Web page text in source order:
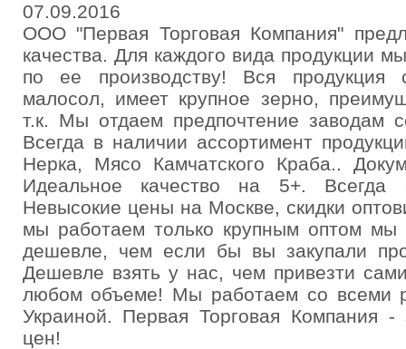
07.09.2016
ООО "Первая Торговая Компания"
качества. Для каждого вида продукции
по ее производству! Вся продукция
малосол, имеет крупное зерно,
т.к. Мы отдаем предпочтение заводам
Всегда в наличии ассортимент
Нерка, Мясо Камчатского Краба..
Идеальное качество на 5+. Всегда
Невысокие цены на Москве, скидки
мы работаем только крупным оптом
дешевле, чем если бы вы закупали
Дешевле взять у нас, чем привезти
любом объеме! Мы работаем со всеми
Украиной. Первая Торговая Компания -
цен!